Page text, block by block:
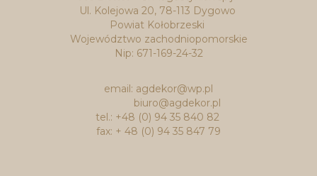
Ul. Kolejowa 20, 78-113 Dygowo
Powiat Kołobrzeski
Województwo zachodniopomorskie
Nip: 671-169-24-32
email: agdekor@wp.pl
biuro@agdekor.pl
tel.: +48 (0) 94 35 840 82
fax: + 48 (0) 94 35 847 79